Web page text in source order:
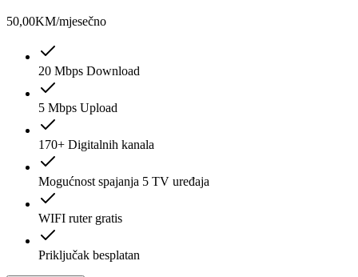
50,00KM/mjesečno
20 Mbps Download
5 Mbps Upload
170+ Digitalnih kanala
Mogućnost spajanja 5 TV uređaja
WIFI ruter gratis
Priključak besplatan